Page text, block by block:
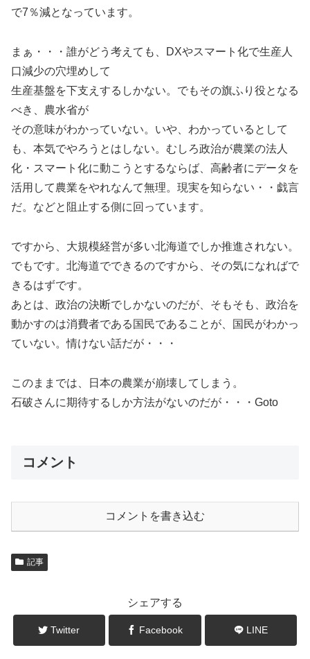
で7％減となっています。
まぁ・・・誰がどう考えても、DXやスマート化で生産人
口減少の穴埋めして
生産基盤を下支えするしかない。でもその旗ふり役となる
べき、農水省が
その意味がわかっていない。いや、わかっているとして
も、本気でやろうとはしない。むしろ政治が農業の法人
化・スマート化に動こうとするならば、高齢者にデータを
活用して農業をやれなんて無理。現実を知らない・・戯言
だ。などと阻止する側に回っています。
ですから、大規模経営が多い北海道でしか推進されない。
でもです。北海道でできるのですから、その気になればで
きるはずです。
あとは、政治の決断でしかないのだが、そもそも、政治を
動かすのは消費者である国民であることが、国民がわかっ
ていない。情けない話だが・・・
このままでは、日本の農業が崩壊してしまう。
石破さんに期待するしか方法がないのだが・・・Goto
コメント
コメントを書き込む
記事
シェアする
Twitter Facebook LINE